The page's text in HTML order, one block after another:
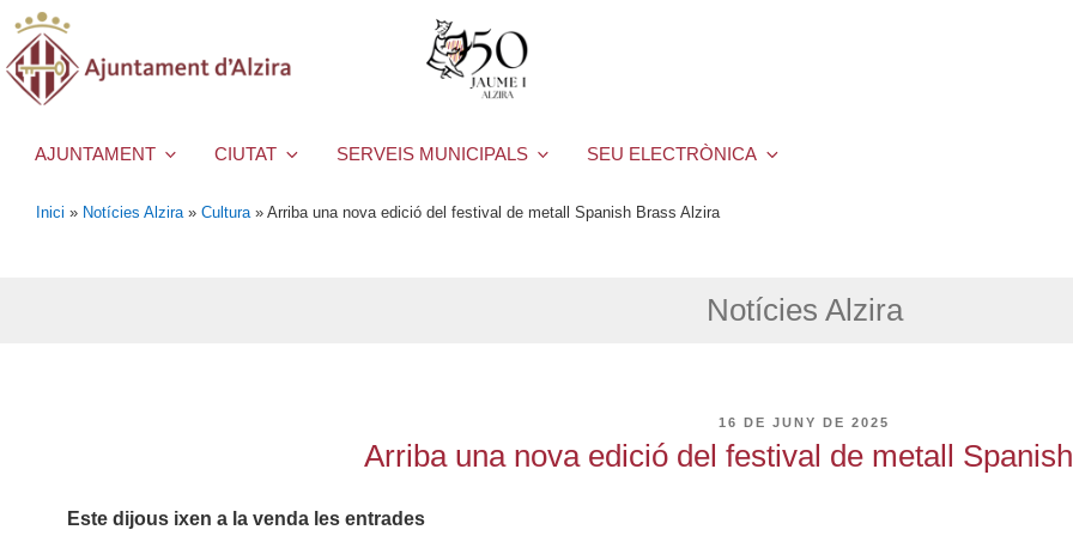
AJUNTAMENT CIUTAT SERVEIS MUNICIPALS SEU ELECTRÒNICA
Inici » Notícies Alzira » Cultura » Arriba una nova edició del festival de metall Spanish Brass Alzira
Notícies Alzira
PUBLICAT
16 DE JUNY DE 2025
Arriba una nova edició del festival de metall
Este dijous ixen a la venda les entrades